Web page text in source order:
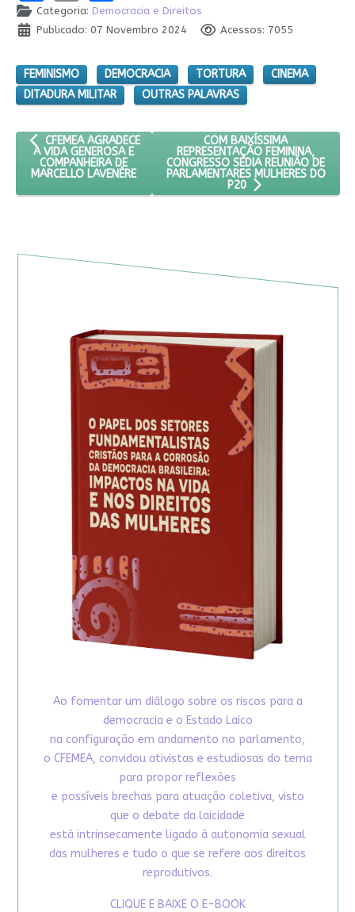
Categoria: Democracia e Direitos
Publicado: 07 Novembro 2024
Acessos: 7055
FEMINISMO DEMOCRACIA TORTURA
CINEMA
DITADURA MILITAR
OUTRAS PALAVRAS
ARTIGO ANTERIOR: CFEMEA AGRADECE A VIDA GENEROSA E
CFEMEA AGRADECE
A VIDA GENEROSA E
COMPANHEIRA DE
MARCELLO LAVENÈRE
PRÓXIMO ARTIGO: COM
COM BAIXÍSSIMA
REPRESENTAÇÃO FEMININA,
CONGRESSO SEDIA REUNIÃO DE
PARLAMENTARES MULHERES DO
P20
Ao fomentar um diálogo sobre os riscos para a
democracia e o Estado Laico
na configuração em andamento no parlamento,
o CFEMEA, convidou ativistas e estudiosas do tema
para propor reflexões
e possíveis brechas para atuação coletiva, visto
que o debate da laicidade
está intrinsecamente ligado à autonomia sexual
das mulheres e tudo o que se refere aos direitos
reprodutivos.
CLIQUE E BAIXE O E-BOOK